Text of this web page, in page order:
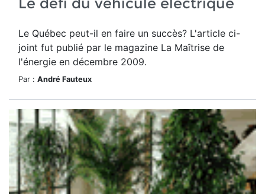
Le Québec peut-il en faire un succès? L'article ci-
joint fut publié par le magazine La Maîtrise de
l'énergie en décembre 2009.
Par : André Fauteux